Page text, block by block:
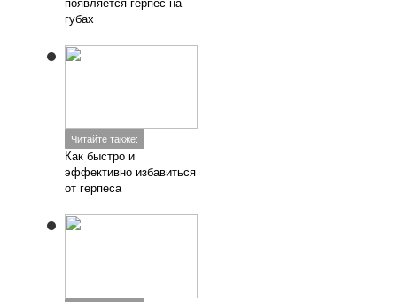
появляется герпес на
губах
Читайте также:
Как быстро и
эффективно избавиться
от герпеса